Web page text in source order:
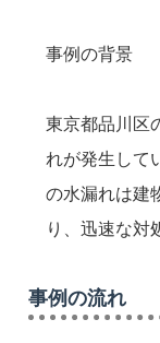
事例の背景
東京都品川区
れが発生して
の水漏れは建
り、迅速な対
事例の流れ